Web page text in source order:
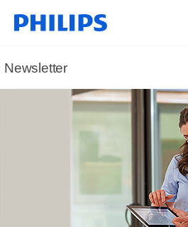
Newsletter